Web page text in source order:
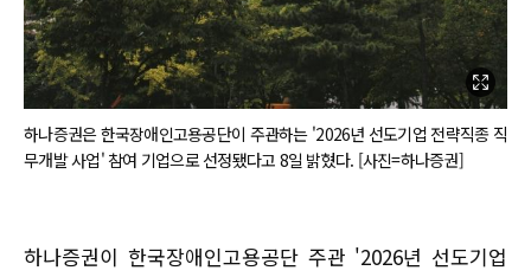
하나증권은 한국장애인고용공단이 주관하는 '2026년 선도기업 전략직종 직
무개발 사업' 참여 기업으로 선정됐다고 8일 밝혔다. [사진=하나증권]
하나증권이 한국장애인고용공단 주관 '2026년 선도기업